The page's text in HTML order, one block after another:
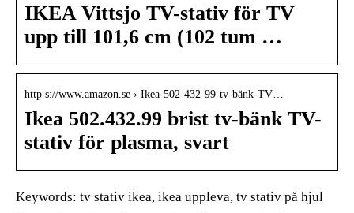
IKEA Vittsjo TV-stativ för TV
upp till 101,6 cm (102 tum …
http s://www.amazon.se › Ikea-502-432-99-tv-bänk-TV…
Ikea 502.432.99 brist tv-bänk TV-
stativ för plasma, svart
Keywords: tv stativ ikea, ikea uppleva, tv stativ på hjul